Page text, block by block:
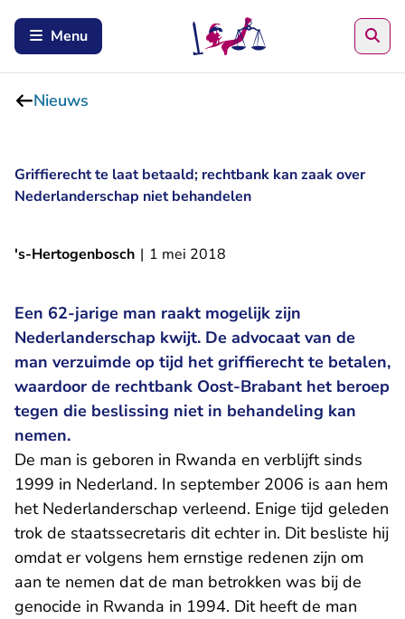
Menu
Nieuws
Griffierecht te laat betaald; rechtbank kan zaak over
Nederlanderschap niet behandelen
's-Hertogenbosch | 1 mei 2018
Een 62-jarige man raakt mogelijk zijn
Nederlanderschap kwijt. De advocaat van de
man verzuimde op tijd het griffierecht te betalen,
waardoor de rechtbank Oost-Brabant het beroep
tegen die beslissing niet in behandeling kan
nemen.
De man is geboren in Rwanda en verblijft sinds
1999 in Nederland. In september 2006 is aan hem
het Nederlanderschap verleend. Enige tijd geleden
trok de staatssecretaris dit echter in. Dit besliste hij
omdat er volgens hem ernstige redenen zijn om
aan te nemen dat de man betrokken was bij de
genocide in Rwanda in 1994. Dit heeft de man